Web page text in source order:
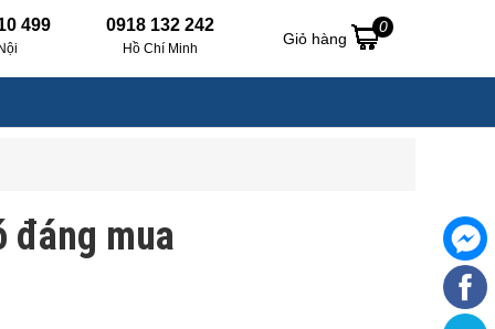
499 0918 132 242
Hồ Chí Minh
Giỏ hàng
0
đáng mua